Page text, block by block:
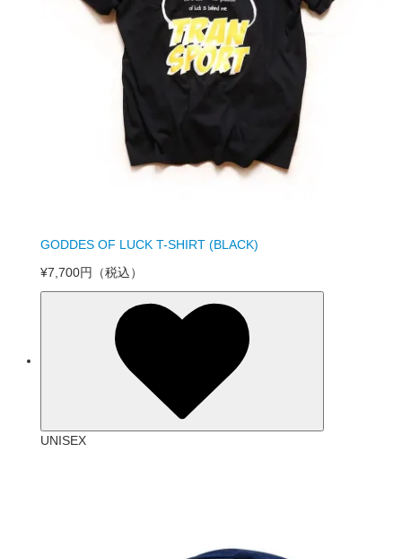
GODDES OF LUCK T-SHIRT (BLACK)
¥7,700円
（税込）
UNISEX